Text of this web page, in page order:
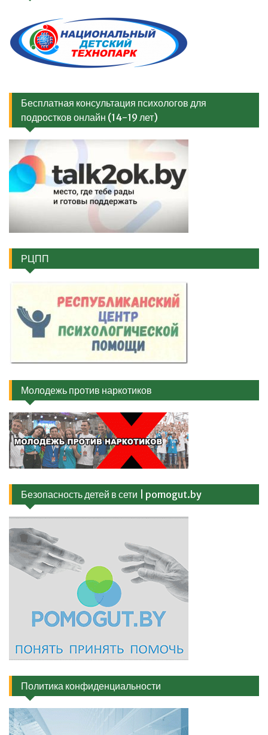
Бесплатная консультация психологов для
подростков онлайн (14-19 лет)
РЦПП
Молодежь против наркотиков
Безопасность детей в сети | pomogut.by
Политика конфиденциальности